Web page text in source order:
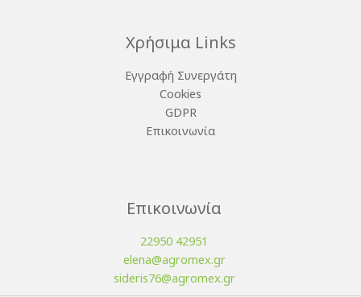
Χρήσιμα Links
Εγγραφή Συνεργάτη
Cookies
GDPR
Επικοινωνία
Επικοινωνία
22950 42951
elena@agromex.gr
sideris76@agromex.gr